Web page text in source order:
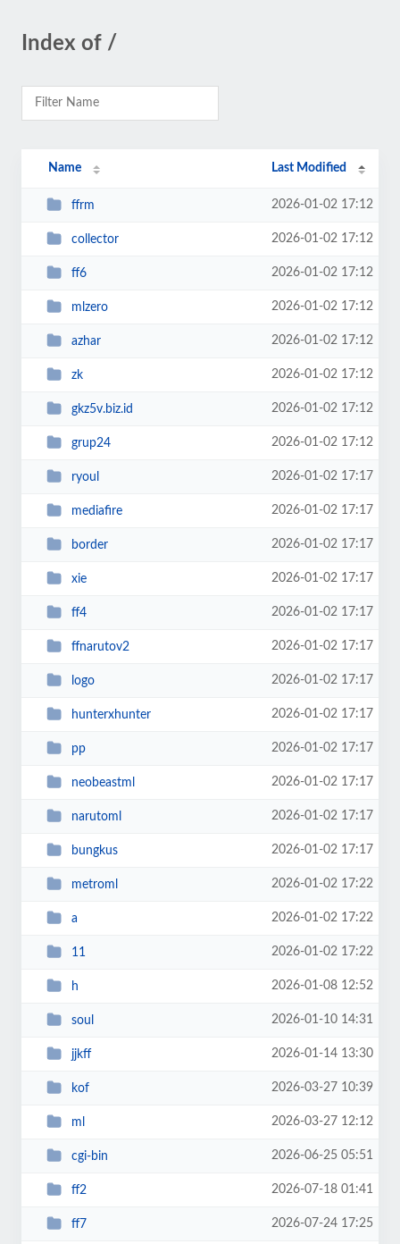
Index of /
Name Last Modified
ffrm 2026-01-02 17:12
collector 2026-01-02 17:12
ff6 2026-01-02 17:12
mlzero 2026-01-02 17:12
azhar 2026-01-02 17:12
zk 2026-01-02 17:12
gkz5v.biz.id 2026-01-02 17:12
grup24 2026-01-02 17:12
ryoul 2026-01-02 17:17
mediafire 2026-01-02 17:17
border 2026-01-02 17:17
xie 2026-01-02 17:17
ff4 2026-01-02 17:17
ffnarutov2 2026-01-02 17:17
logo 2026-01-02 17:17
hunterxhunter 2026-01-02 17:17
pp 2026-01-02 17:17
neobeastml 2026-01-02 17:17
narutoml 2026-01-02 17:17
bungkus 2026-01-02 17:17
metroml 2026-01-02 17:22
a 2026-01-02 17:22
11 2026-01-02 17:22
h 2026-01-08 12:52
soul 2026-01-10 14:31
jjkff 2026-01-14 13:30
kof 2026-03-27 10:39
ml 2026-03-27 12:12
cgi-bin 2026-06-25 05:51
ff2 2026-07-18 01:41
ff7 2026-07-24 17:25